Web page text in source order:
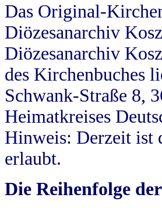
Das Original-
Diözesanarchiv
Diözesanarchiv
des Kirchenbuches
Schwank-Straße 8,
Heimatkreises
Hinweis: Derzeit ist
erlaubt.
Die Reihenfolge